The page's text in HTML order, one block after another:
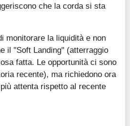
che la corda si sta
monitorare la liquidità e non
il "Soft Landing" (atterraggio
fatta. Le opportunità ci sono
recente), ma richiedono ora
attenta rispetto al recente